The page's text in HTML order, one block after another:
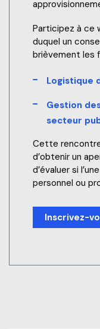
Participez à ce
duquel un
brièvement les
Logistique
Gestion
secteur
Cette
d’obtenir un
d’évaluer si
personnel ou
Inscrivez-